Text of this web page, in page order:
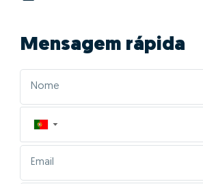
Mensagem rápida
▼